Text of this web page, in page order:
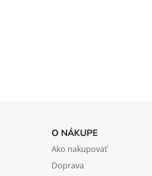
O NÁKUPE
Ako nakupovať
Doprava